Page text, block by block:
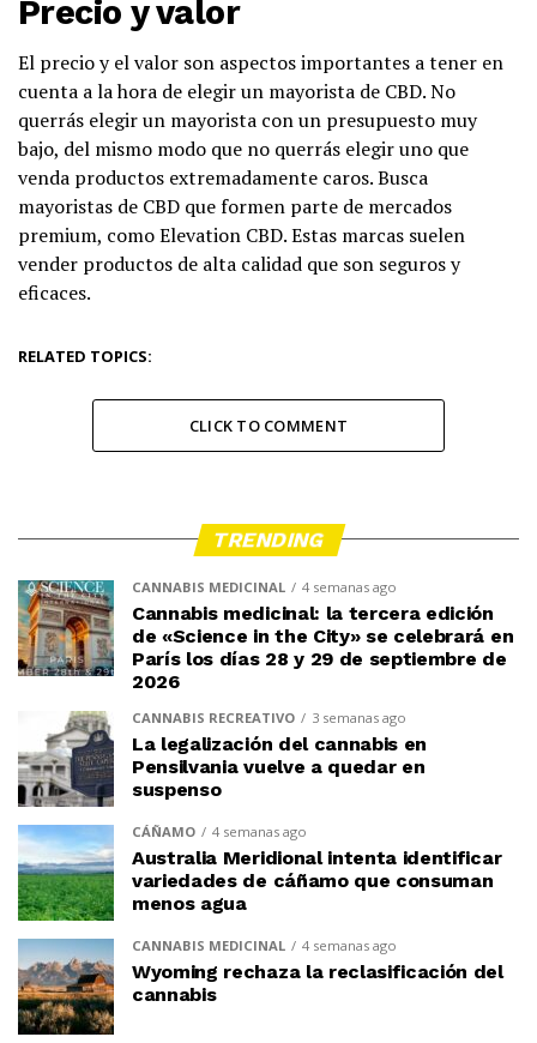
Precio y valor
El precio y el valor son aspectos importantes a tener en
cuenta a la hora de elegir un mayorista de CBD. No
querrás elegir un mayorista con un presupuesto muy
bajo, del mismo modo que no querrás elegir uno que
venda productos extremadamente caros. Busca
mayoristas de CBD que formen parte de mercados
premium, como Elevation CBD. Estas marcas suelen
vender productos de alta calidad que son seguros y
eficaces.
RELATED TOPICS:
CLICK TO COMMENT
TRENDING
CANNABIS MEDICINAL 4 semanas ago
Cannabis medicinal: la tercera edición
de «Science in the City» se celebrará en
París los días 28 y 29 de septiembre de
2026
CANNABIS RECREATIVO 3 semanas ago
La legalización del cannabis en
Pensilvania vuelve a quedar en
suspenso
CÁÑAMO 4 semanas ago
Australia Meridional intenta identificar
variedades de cáñamo que consuman
menos agua
CANNABIS MEDICINAL 4 semanas ago
Wyoming rechaza la reclasificación del
cannabis